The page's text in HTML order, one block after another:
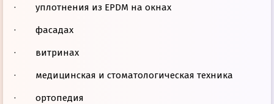
· уплотнения из EPDM на окнах
· фасадах
· витринах
· медицинская и стоматологическая техника
· ортопедия